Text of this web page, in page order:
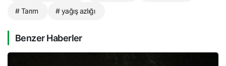
# Tarım # yağış azlığı
Benzer Haberler